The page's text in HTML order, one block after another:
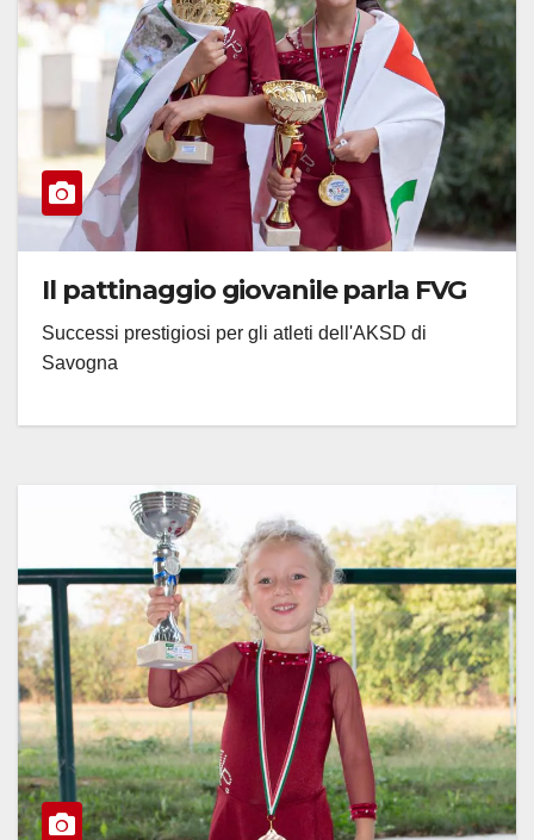
Il pattinaggio giovanile parla FVG
Successi prestigiosi per gli atleti dell'AKSD di
Savogna